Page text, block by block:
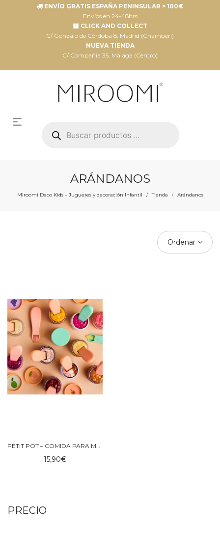
ENVÍO GRATIS ESPAÑA PENINSULAR > 100€
Envíos en 24-48hrs
CLICK AND COLLECT
C/ Gonzalo de Córdoba 8, Madrid (Chamberí)
NUEVA TIENDA
C/ Compañia 35, Málaga (Centro)
productos
ARÁNDANOS
Miroomi Deco Kids – Juguetes y decoración Infantil / Tienda / Arándanos
Ordenar
PETIT POT – COMIDA PARA MUÑECOS TINY HARLOW
15,90€
PRECIO